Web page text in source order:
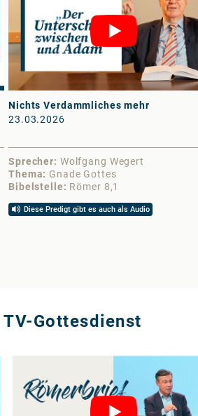
Nichts Verdammliches mehr
23.03.2026
Sprecher
Wolfgang Wegert
Thema
Gnade Gottes
Bibelstelle
Römer 8,1
Diese Predigt gibt es auch als Audio
Gottesdienst